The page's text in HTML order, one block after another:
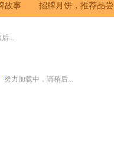
故事 招牌月饼，推荐品尝
后...
努力加载中，请稍后...